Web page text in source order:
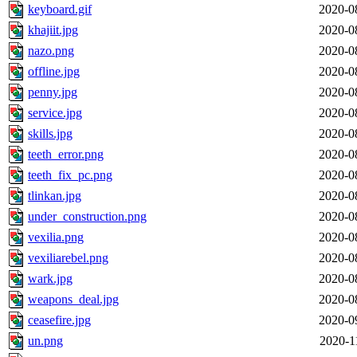
keyboard.gif
2020-
khajiit.jpg
2020-
nazo.png
2020-
offline.jpg
2020-
penny.jpg
2020-
service.jpg
2020-
skills.jpg
2020-
teeth_error.png
2020-
teeth_fix_pc.png
2020-
tlinkan.jpg
2020-
under_construction.png
2020-
vexilia.png
2020-
vexiliarebel.png
2020-
wark.jpg
2020-
weapons_deal.jpg
2020-
ceasefire.jpg
2020-
un.png
2020-